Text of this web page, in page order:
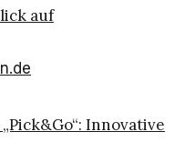
auf
Innovative